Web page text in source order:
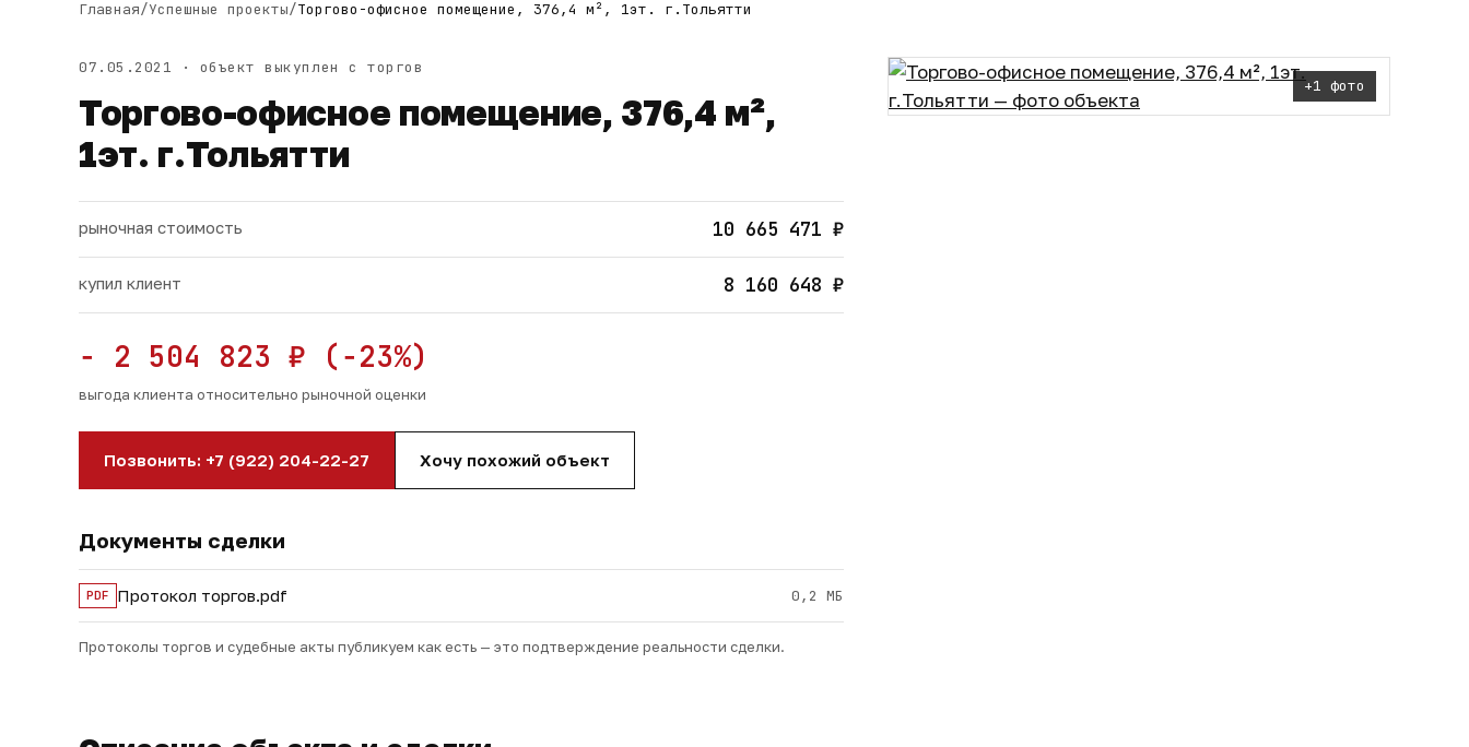
Главная/Успешные проекты/Торгово-офисное помещение, 376,4 м², 1эт. г.Тольятти
07.05.2021 · объект выкуплен с торгов
Торгово-офисное помещение, 376,4 м²,
1эт. г.Тольятти
рыночная стоимость 10 665 471 ₽
купил клиент 8 160 648 ₽
− 2 504 823 ₽ (−23%)
выгода клиента относительно рыночной оценки
Позвонить: +7 (922) 204-22-27 Хочу похожий объект
Документы сделки
PDF Протокол торгов.pdf 0,2 МБ
Протоколы торгов и судебные акты публикуем как есть — это подтверждение реальности сделки.
+1 фото